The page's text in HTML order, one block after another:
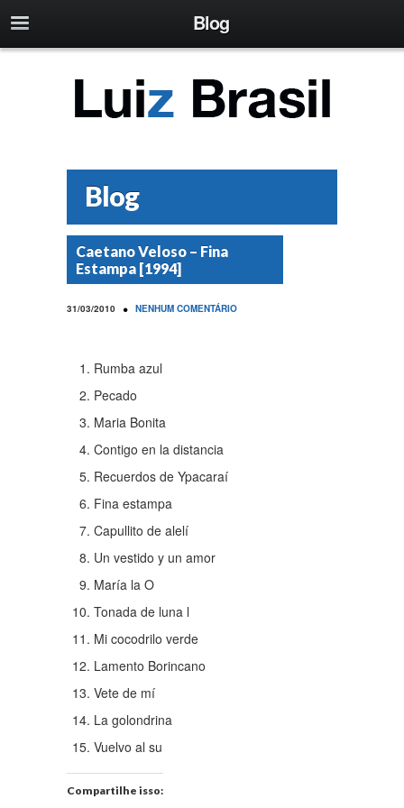
Blog
Blog
Caetano Veloso – Fina
Estampa [1994]
31/03/2010 • NENHUM COMENTÁRIO
Rumba azul
Pecado
Maria Bonita
Contigo en la distancia
Recuerdos de Ypacaraí
Fina estampa
Capullito de alelí
Un vestido y un amor
María la O
Tonada de luna l
Mi cocodrilo verde
Lamento Borincano
Vete de mí
La golondrina
Vuelvo al su
Compartilhe isso: